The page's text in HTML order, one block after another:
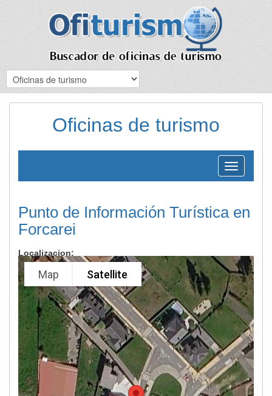
Oficinas de turismo
Toggle
navigation
Punto de Información Turística en
Forcarei
Localizacion:
Map Satellite